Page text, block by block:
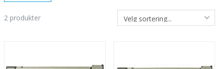
2 produkter